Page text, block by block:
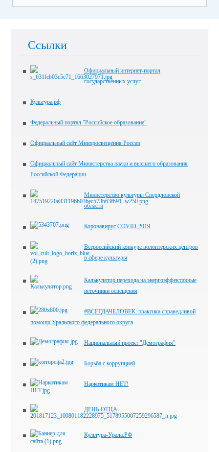
Ссылки
Официальный интернет-портал
государственных услуг
Культура.рф
Федеральный портал "Российское образование"
Официальный сайт Минпросвещения России
Официальный сайт Министерства науки и высшего образования
Российской Федерации
Министерство культуры Свердловской
области
Коронавирус COVID-2019
Всероссийский конкурс волонтерских центров
в сфере культуры
Калькулятор перехода на энергоэффективные
источники освещения
#ВСЕГДАЧЕЛОВЕК: практика справедливой
помощи Уральского федерального округа
Национальный проект "Демография"
Борьба с коррупцией
Наркотикам НЕТ!
ДЕНЬ ОТЦА
Культура-Урала.РФ